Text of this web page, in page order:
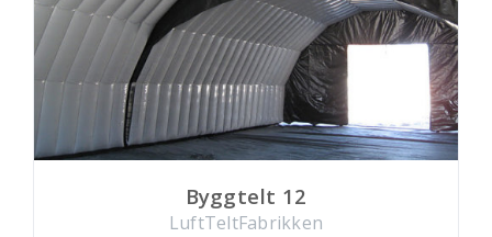
Byggtelt 12
LuftTeltFabrikken